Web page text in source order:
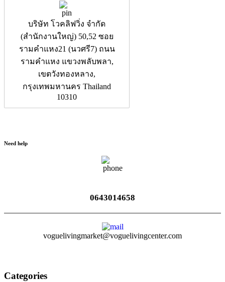
บริษัท โวคลิฟวิ่ง จำกัด
(สำนักงานใหญ่) 50,52 ซอย
รามคำแหง21 (นวศรี7) ถนน
รามคำแหง แขวงพลับพลา,
เขตวังทองหลาง,
กรุงเทพมหานคร Thailand
10310
Need help
0643014658
voguelivingmarket@voguelivingcenter.com
Categories